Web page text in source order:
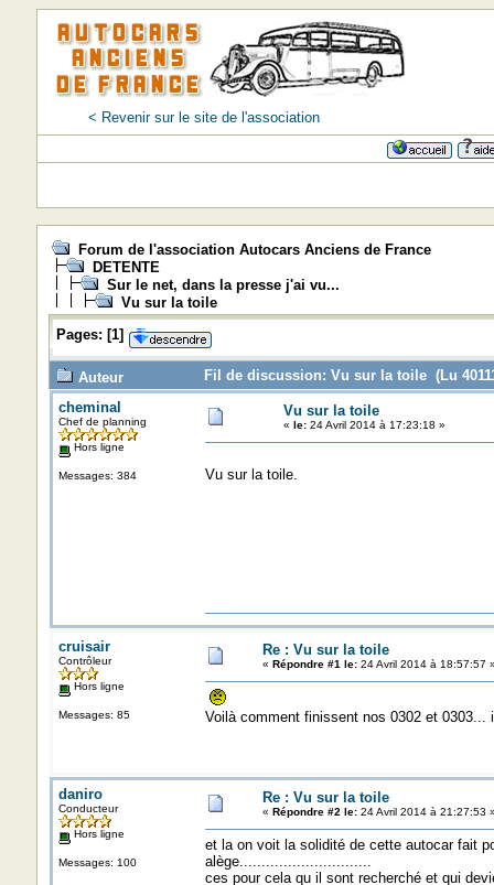
< Revenir sur le site de l'association
Forum de l'association Autocars Anciens de France
DETENTE
Sur le net, dans la presse j'ai vu...
Vu sur la toile
Pages: [1]
Auteur
Fil de discussion: Vu sur la toile (Lu
cheminal
Chef de planning
Hors ligne
Messages: 384
Vu sur la toile
« le:24 Avril 2014 à 17:23:18 »
Vu sur la toile.
cruisair
Contrôleur
Hors ligne
Messages: 85
Re : Vu sur la toile
« Répondre #1 le:24 Avril 2014 à 18:57:57
Voilà comment finissent nos 0302 et
daniro
Conducteur
Hors ligne
Messages: 100
Re : Vu sur la toile
« Répondre #2 le:24 Avril 2014 à 21:27:53
et la on voit la solidité de cette autocar fait
alège..............................
ces pour cela qu il sont recherché et qui